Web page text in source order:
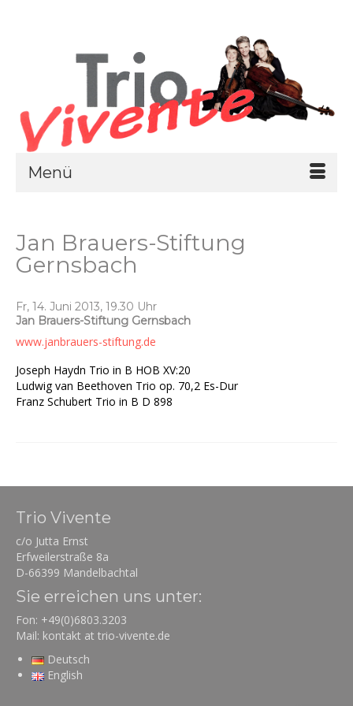
Menü
Jan Brauers-Stiftung
Gernsbach
Fr, 14. Juni 2013, 19.30 Uhr
Jan Brauers-Stiftung Gernsbach
www.janbrauers-stiftung.de
Joseph Haydn Trio in B HOB XV:20
Ludwig van Beethoven Trio op. 70,2 Es-Dur
Franz Schubert Trio in B D 898
Trio Vivente
c/o Jutta Ernst
Erfweilerstraße 8a
D-66399 Mandelbachtal
Sie erreichen uns unter:
Fon: +49(0)6803.3203
Mail: kontakt at trio-vivente.de
Deutsch
English